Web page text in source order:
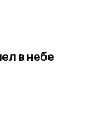
в небе